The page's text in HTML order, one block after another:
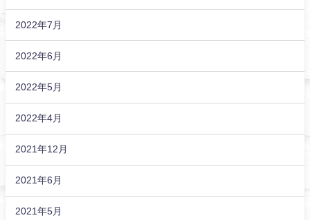
2022年7月
2022年6月
2022年5月
2022年4月
2021年12月
2021年6月
2021年5月